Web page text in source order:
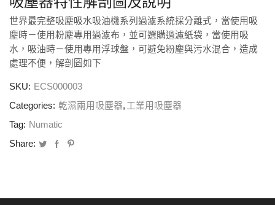
世界最完整吸塵吸水吸油機系列過濾系統採分離式，當使用吸
塵時－使用粉塵專用過濾布，並可選購過濾紙袋，當使用吸
水，吸油時－使用專用浮球盤，可避免粉塵與污水混合，造成
處理不便，解剖圖如下
SKU: ECS000003
Categories: 乾濕兩用吸塵器, 工業用吸塵器
Tag: Numatic
Share: